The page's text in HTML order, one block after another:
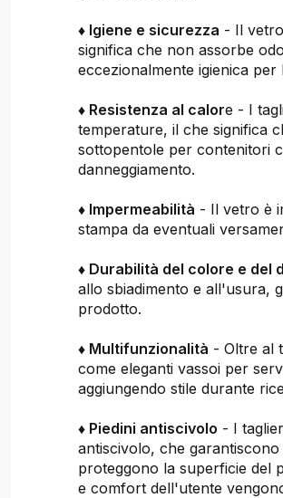
♦ Igiene e sicurezza - Il
significa che non assorbe
eccezionalmente igienica
♦ Resistenza al calore - I
temperature, il che significa
sottopentole per contenitori
danneggiamento.
♦ Impermeabilità - Il vetro è
stampa da eventuali
♦ Durabilità del colore e del
allo sbiadimento e all'usura,
prodotto.
♦ Multifunzionalità - Oltre al
come eleganti vassoi per
aggiungendo stile durante
♦ Piedini antiscivolo - I
antiscivolo, che
proteggono la superficie del
e comfort dell'utente